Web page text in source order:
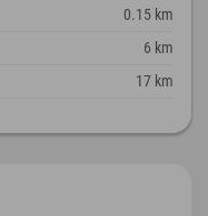
0.15 km
6 km
17 km